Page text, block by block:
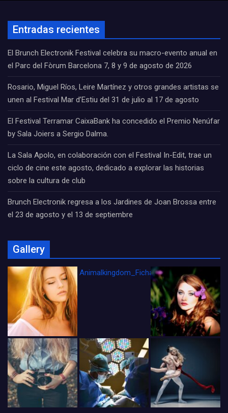
Entradas recientes
El Brunch Electronik Festival celebra su macro-evento anual en
el Parc del Fòrum Barcelona 7, 8 y 9 de agosto de 2026
Rosario, Miguel Ríos, Leire Martínez y otros grandes artistas se
unen al Festival Mar d’Estiu del 31 de julio al 17 de agosto
El Festival Terramar CaixaBank ha concedido el Premio Nenúfar
by Sala Joiers a Sergio Dalma.
La Sala Apolo, en colaboración con el Festival In-Edit, trae un
ciclo de cine este agosto, dedicado a explorar las historias
sobre la cultura de club
Brunch Electronik regresa a los Jardines de Joan Brossa entre
el 23 de agosto y el 13 de septiembre
Gallery
Animalkingdom_FichaCine